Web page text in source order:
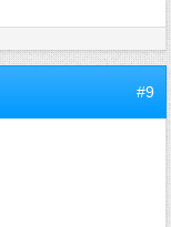
#9